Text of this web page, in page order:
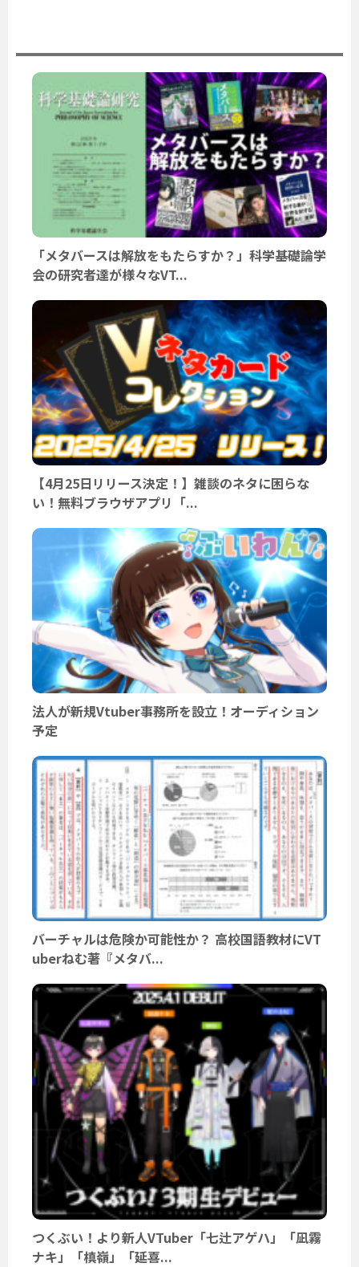
「メタバースは解放をもたらすか？」科学基礎論学
会の研究者達が様々なVT...
【4月25日リリース決定！】雑談のネタに困らな
い！無料ブラウザアプリ「...
法人が新規Vtuber事務所を設立！オーディション
予定
バーチャルは危険か可能性か？ 高校国語教材にVT
uberねむ著『メタバ...
つくぶい！より新人VTuber「七辻アゲハ」「凪霧
ナキ」「槙嶺」「延喜...